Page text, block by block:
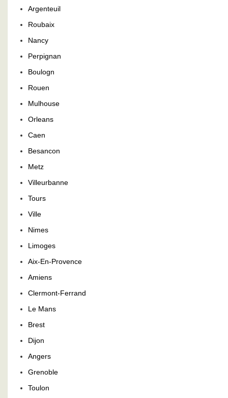
Argenteuil
Roubaix
Nancy
Perpignan
Boulogn
Rouen
Mulhouse
Orleans
Caen
Besancon
Metz
Villeurbanne
Tours
Ville
Nimes
Limoges
Aix-En-Provence
Amiens
Clermont-Ferrand
Le Mans
Brest
Dijon
Angers
Grenoble
Toulon